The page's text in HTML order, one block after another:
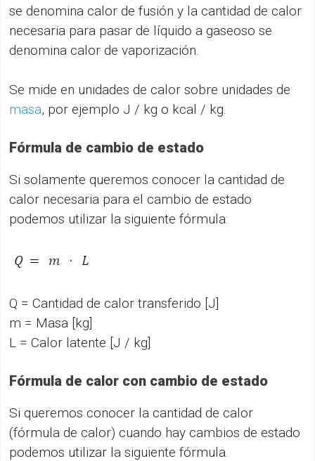
se denomina calor de fusión y la cantidad de calor
necesaria para pasar de líquido a gaseoso se
denomina calor de vaporización.
Se mide en unidades de calor sobre unidades de
masa, por ejemplo J / kg o kcal / kg.
Fórmula de cambio de estado
Si solamente queremos conocer la cantidad de
calor necesaria para el cambio de estado
podemos utilizar la siguiente fórmula:
Q = Cantidad de calor transferido [J]
m = Masa [kg]
L = Calor latente [J / kg]
Fórmula de calor con cambio de estado
Si queremos conocer la cantidad de calor
(fórmula de calor) cuando hay cambios de estado
podemos utilizar la siguiente fórmula.